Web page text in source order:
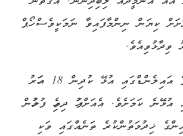
ކިޔަން ނިންމާފައިވާ ނަމަކީވެސް ހޯޕް
ވިދާޅުވިއެވެ.
ވަޒީރު ވިދާޅުވީ، ހޯޕް އައިލެންޑްގައި އުޅޭ ކުދިން 18 އަހަރު
ކަމަށެވެ. އެއަށްފަހު ދިވެހި ފުލުހުން
ޚިދުމަތުންކުރެ ތަނެއްގައި ވަކި